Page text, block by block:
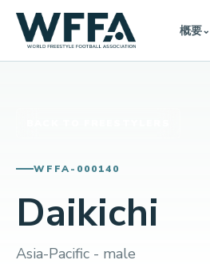
概要⌄
WFFA-000140
Daikichi
Asia-Pacific - male